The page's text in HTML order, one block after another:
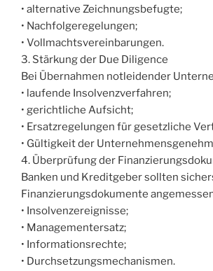
• alternative Zeichnungsbefugte;
• Nachfolgeregelungen;
• Vollmachtsvereinbarungen.
3. Stärkung der Due Diligence
Bei Übernahmen notleidender
• laufende Insolvenzverfahren;
• gerichtliche Aufsicht;
• Ersatzregelungen für gesetzliche
• Gültigkeit der
4. Überprüfung der
Banken und Kreditgeber sollten
Finanzierungsdokumente
• Insolvenzereignisse;
• Managementersatz;
• Informationsrechte;
• Durchsetzungsmechanismen.